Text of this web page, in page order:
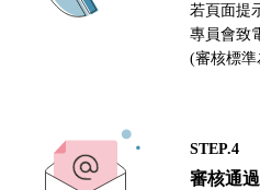
若頁面提
專員會致
(審核標
STEP.4
審核通